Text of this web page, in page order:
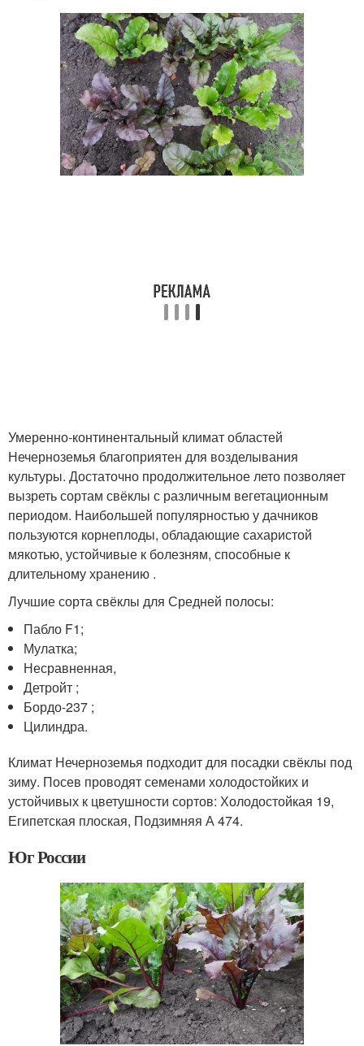
Умеренно-континентальный климат областей
Нечерноземья благоприятен для возделывания
культуры. Достаточно продолжительное лето позволяет
вызреть сортам свёклы с различным вегетационным
периодом. Наибольшей популярностью у дачников
пользуются корнеплоды, обладающие сахаристой
мякотью, устойчивые к болезням, способные к
длительному хранению .
Лучшие сорта свёклы для Средней полосы:
Пабло F1;
Мулатка;
Несравненная,
Детройт ;
Бордо-237 ;
Цилиндра.
Климат Нечерноземья подходит для посадки свёклы под
зиму. Посев проводят семенами холодостойких и
устойчивых к цветушности сортов: Холодостойкая 19,
Египетская плоская, Подзимняя А 474.
Юг России